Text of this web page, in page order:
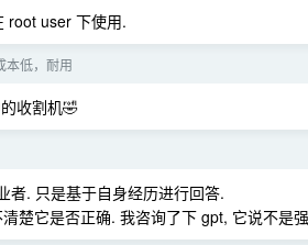
root user 下使用.
本低，耐用
收割机🤣
者. 只是基于自身经历进行回答.
楚它是否正确. 我咨询了下 gpt, 它说不是